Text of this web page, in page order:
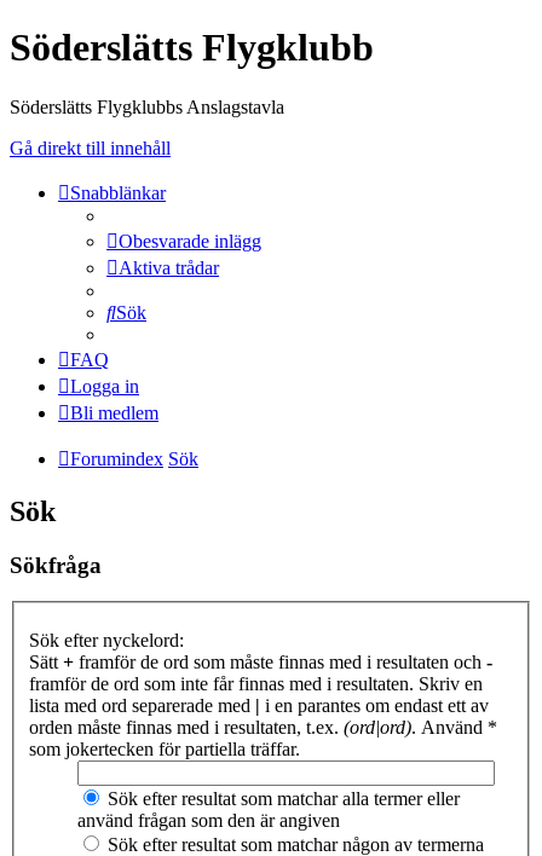
Söderslätts Flygklubb
Söderslätts Flygklubbs Anslagstavla
Gå direkt till innehåll
Snabblänkar
Obesvarade inlägg
Aktiva trådar
Sök
FAQ
Logga in
Bli medlem
Forumindex Sök
Sök
Sökfråga
Sök efter nyckelord:
Sätt + framför de ord som måste finnas med i resultaten och -
framför de ord som inte får finnas med i resultaten. Skriv en
lista med ord separerade med | i en parantes om endast ett av
orden måste finnas med i resultaten, t.ex. (ord|ord). Använd *
som jokertecken för partiella träffar.
Sök efter resultat som matchar alla termer eller
använd frågan som den är angiven
Sök efter resultat som matchar någon av termerna